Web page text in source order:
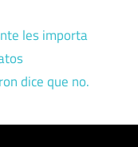
les importa
dice que no.